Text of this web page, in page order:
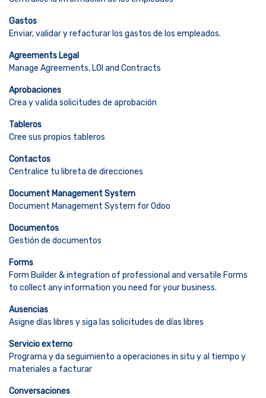
Gastos
Enviar, validar y refacturar los gastos de los empleados.
Agreements Legal
Manage Agreements, LOI and Contracts
Aprobaciones
Crea y valida solicitudes de aprobación
Tableros
Cree sus propios tableros
Contactos
Centralice tu libreta de direcciones
Document Management System
Document Management System for Odoo
Documentos
Gestión de documentos
Forms
Form Builder & integration of professional and versatile Forms
to collect any information you need for your business.
Ausencias
Asigne días libres y siga las solicitudes de días libres
Servicio externo
Programa y da seguimiento a operaciones in situ y al tiempo y
materiales a facturar
Conversaciones